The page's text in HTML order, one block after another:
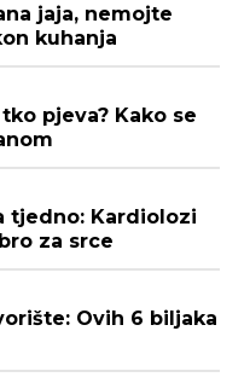
jaja, nemojte
kuhanja
pjeva? Kako se
tjedno: Kardiolozi
za srce
Ovih 6 biljaka